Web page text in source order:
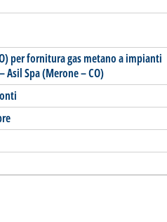
per fornitura gas metano a impianti
Asil Spa (Merone – CO)